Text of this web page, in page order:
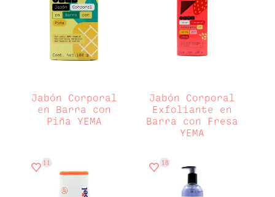
Jabón Corporal
en Barra con
Piña YEMA
Jabón Corporal
Exfoliante en
Barra con Fresa
YEMA
11 18